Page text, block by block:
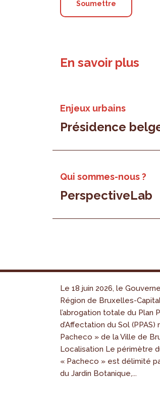
En savoir plus
Enjeux urbains
Présidence
Qui sommes-nous ?
PerspectiveLab
Le 18 juin 2026, le
Région de Bruxelles-
l’abrogation totale du Plan
d’Affectation du Sol (PPAS)
Pacheco » de la Ville de
Localisation Le périmètre
« Pacheco » est délimité
du Jardin Botanique,...